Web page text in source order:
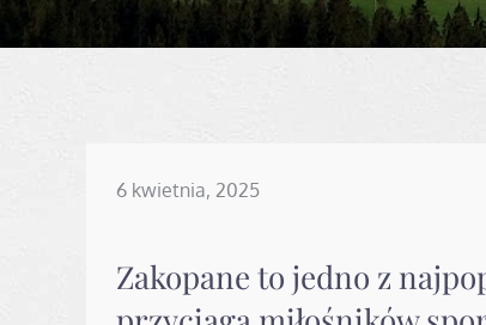
Posted
6 kwietnia, 2025
Zakopane to jedno z